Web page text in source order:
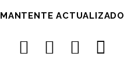
MANTENTE ACTUALIZADO